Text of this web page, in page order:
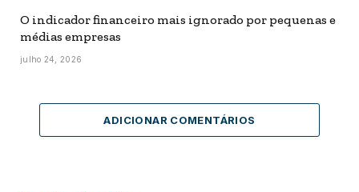
O indicador financeiro mais ignorado por pequenas e
médias empresas
julho 24, 2026
ADICIONAR COMENTÁRIOS